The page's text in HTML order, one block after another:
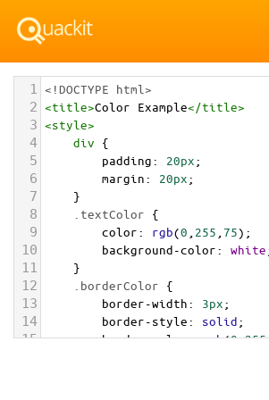
1 <!DOCTYPE html>
2 <title>Color Example</title>
3 <style>
4 div {
5 padding: 20px;
6 margin: 20px;
7 }
8 .textColor {
9 color: rgb(0 255 75);
10 background-color: white
11 }
12 .borderColor {
13 border-width: 3px;
14 border-style: solid;
15 border-color: rgb(0,255